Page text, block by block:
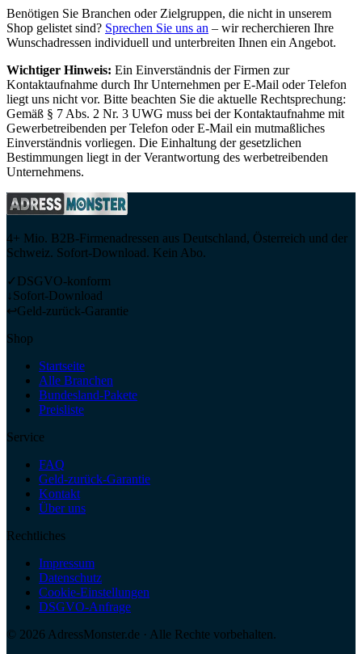
Benötigen Sie Branchen oder Zielgruppen, die nicht in unserem
Shop gelistet sind? Sprechen Sie uns an – wir recherchieren Ihre
Wunschadressen individuell und unterbreiten Ihnen ein Angebot.
Wichtiger Hinweis: Ein Einverständnis der Firmen zur
Kontaktaufnahme durch Ihr Unternehmen per E-Mail oder Telefon
liegt uns nicht vor. Bitte beachten Sie die aktuelle Rechtsprechung:
Gemäß § 7 Abs. 2 Nr. 3 UWG muss bei der Kontaktaufnahme mit
Gewerbetreibenden per Telefon oder E-Mail ein mutmaßliches
Einverständnis vorliegen. Die Einhaltung der gesetzlichen
Bestimmungen liegt in der Verantwortung des werbetreibenden
Unternehmens.
4+ Mio. B2B-Firmenadressen aus Deutschland, Österreich und der
Schweiz. Sofort-Download. Kein Abo.
✓ DSGVO-konform
↓Sofort-Download
↩Geld-zurück-Garantie
Shop
Startseite
Alle Branchen
Bundesland-Pakete
Preisliste
Service
FAQ
Geld-zurück-Garantie
Kontakt
Über uns
Rechtliches
Impressum
Datenschutz
Cookie-Einstellungen
DSGVO-Anfrage
© 2026 AdressMonster.de · Alle Rechte vorbehalten.